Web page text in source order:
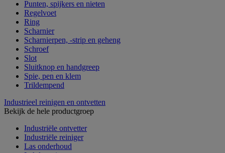
Punten, spijkers en nieten
Regelvoet
Ring
Scharnier
Scharnierpen, -strip en geheng
Schroef
Slot
Sluitknop en handgreep
Spie, pen en klem
Trildempend
Industrieel reinigen en ontvetten
Bekijk de hele productgroep
Industriële ontvetter
Industriële reiniger
Las onderhoud